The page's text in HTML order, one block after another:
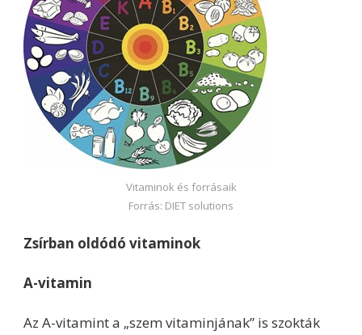
Vitaminok és forrásaik
Forrás: DIET solutions
Zsírban oldódó vitaminok
A-vitamin
Az A-vitamint a „szem vitaminjának” is szokták